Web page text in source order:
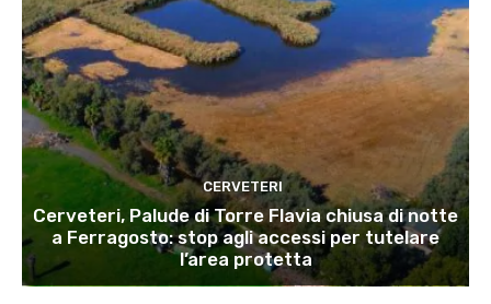
CERVETERI
Cerveteri, Palude di Torre Flavia chiusa di notte
a Ferragosto: stop agli accessi per tutelare
l’area protetta